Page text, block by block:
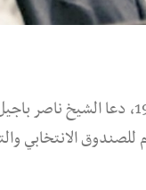
في ذكرى يوم الديمقراطية 17
للصندوق الانتخابي